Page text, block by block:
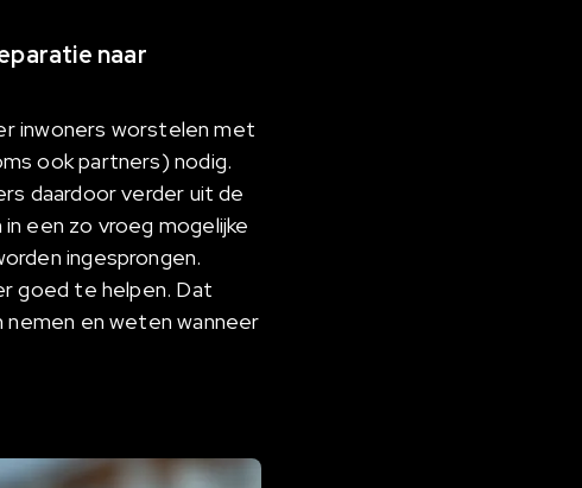
naar
inwoners worstelen met
ook partners) nodig.
daardoor verder uit de
in een zo vroeg mogelijke
ingesprongen.
goed te helpen. Dat
en weten wanneer